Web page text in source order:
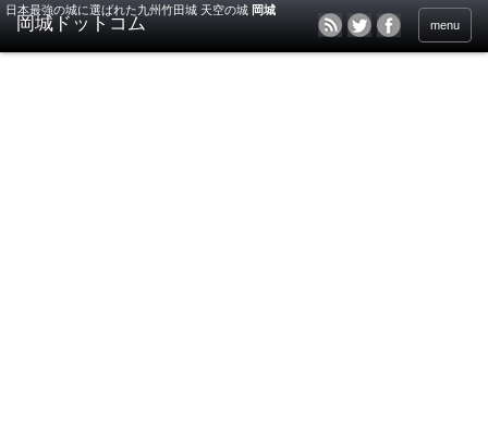
日本最強の城に選ばれた九州竹田城 天空の城 岡城
menu